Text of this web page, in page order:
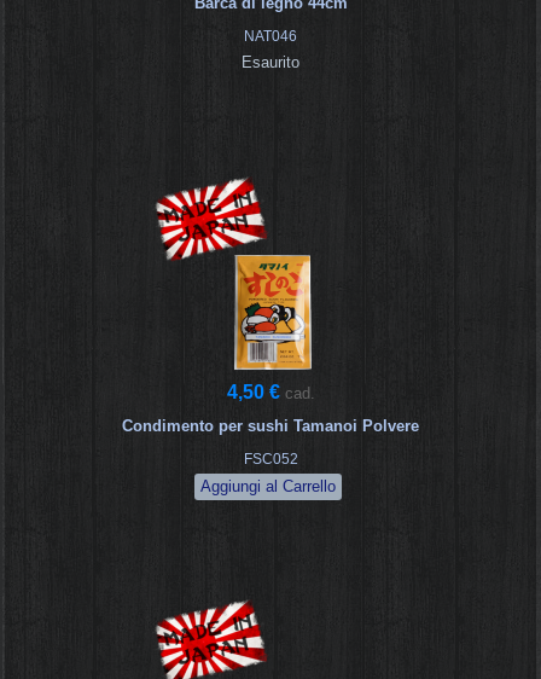
NAT046
Esaurito
4,50 € cad.
Condimento per sushi Tamanoi Polvere
FSC052